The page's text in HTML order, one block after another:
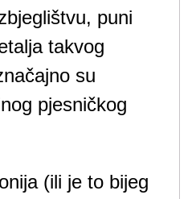
puni
takvog
su
pjesničkog
(ili je to bijeg